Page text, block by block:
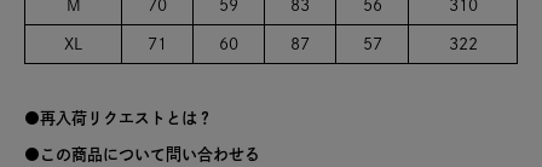
M 70 59 83 56 310
XL 71 60 87 57 322
再入荷リクエストとは？
この商品について問い合わせる